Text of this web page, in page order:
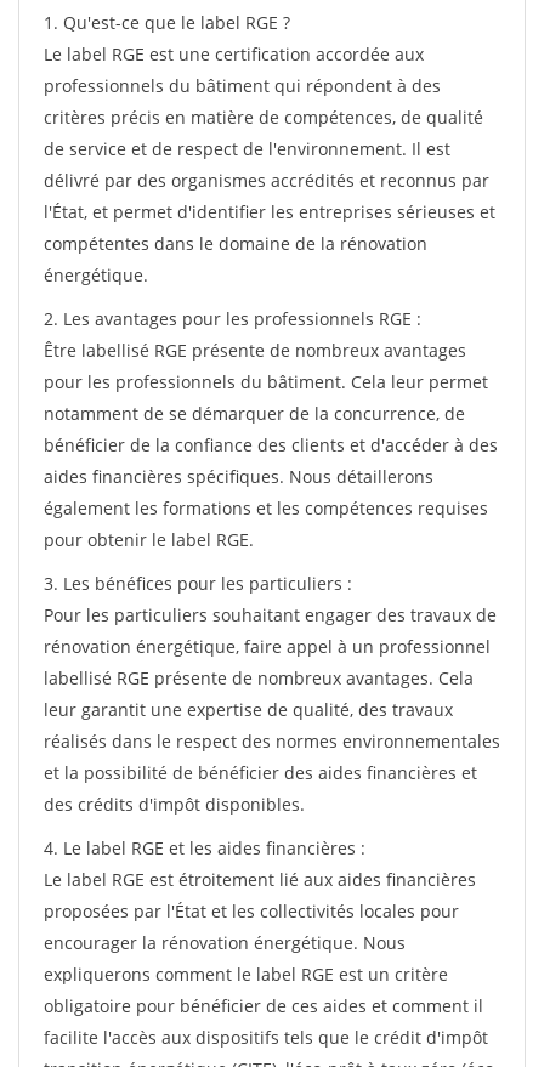
1. Qu'est-ce que le label RGE ?
Le label RGE est une certification accordée aux
professionnels du bâtiment qui répondent à des
critères précis en matière de compétences, de qualité
de service et de respect de l'environnement. Il est
délivré par des organismes accrédités et reconnus par
l'État, et permet d'identifier les entreprises sérieuses et
compétentes dans le domaine de la rénovation
énergétique.
2. Les avantages pour les professionnels RGE :
Être labellisé RGE présente de nombreux avantages
pour les professionnels du bâtiment. Cela leur permet
notamment de se démarquer de la concurrence, de
bénéficier de la confiance des clients et d'accéder à des
aides financières spécifiques. Nous détaillerons
également les formations et les compétences requises
pour obtenir le label RGE.
3. Les bénéfices pour les particuliers :
Pour les particuliers souhaitant engager des travaux de
rénovation énergétique, faire appel à un professionnel
labellisé RGE présente de nombreux avantages. Cela
leur garantit une expertise de qualité, des travaux
réalisés dans le respect des normes environnementales
et la possibilité de bénéficier des aides financières et
des crédits d'impôt disponibles.
4. Le label RGE et les aides financières :
Le label RGE est étroitement lié aux aides financières
proposées par l'État et les collectivités locales pour
encourager la rénovation énergétique. Nous
expliquerons comment le label RGE est un critère
obligatoire pour bénéficier de ces aides et comment il
facilite l'accès aux dispositifs tels que le crédit d'impôt